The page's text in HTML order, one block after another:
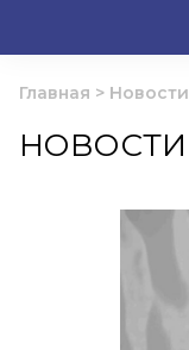
Главная > Новости
НОВОСТИ